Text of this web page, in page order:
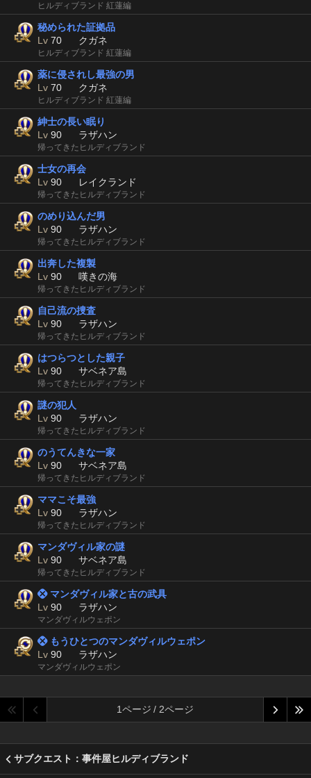
ヒルディブランド 紅蓮編
秘められた証拠品
Lv 70 クガネ
ヒルディブランド 紅蓮編
薬に侵されし最強の男
Lv 70 クガネ
ヒルディブランド 紅蓮編
紳士の長い眠り
Lv 90 ラザハン
帰ってきたヒルディブランド
士女の再会
Lv 90 レイクランド
帰ってきたヒルディブランド
のめり込んだ男
Lv 90 ラザハン
帰ってきたヒルディブランド
出奔した複製
Lv 90 嘆きの海
帰ってきたヒルディブランド
自己流の捜査
Lv 90 ラザハン
帰ってきたヒルディブランド
はつらつとした親子
Lv 90 サベネア島
帰ってきたヒルディブランド
謎の犯人
Lv 90 ラザハン
帰ってきたヒルディブランド
のうてんきな一家
Lv 90 サベネア島
帰ってきたヒルディブランド
ママこそ最強
Lv 90 ラザハン
帰ってきたヒルディブランド
マンダヴィル家の謎
Lv 90 サベネア島
帰ってきたヒルディブランド
 マンダヴィル家と古の武具
Lv 90 ラザハン
マンダヴィルウェポン
 もうひとつのマンダヴィルウェポン
Lv 90 ラザハン
マンダヴィルウェポン
1ページ / 2ページ
サブクエスト：事件屋ヒルディブランド